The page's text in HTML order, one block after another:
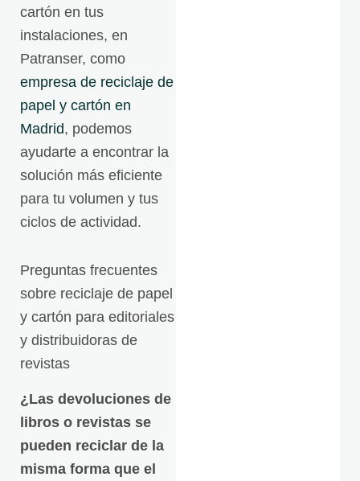
cartón en tus
instalaciones, en
Patranser, como
empresa de reciclaje de
papel y cartón en
Madrid, podemos
ayudarte a encontrar la
solución más eficiente
para tu volumen y tus
ciclos de actividad.
Preguntas frecuentes
sobre reciclaje de papel
y cartón para editoriales
y distribuidoras de
revistas
¿Las devoluciones de
libros o revistas se
pueden reciclar de la
misma forma que el